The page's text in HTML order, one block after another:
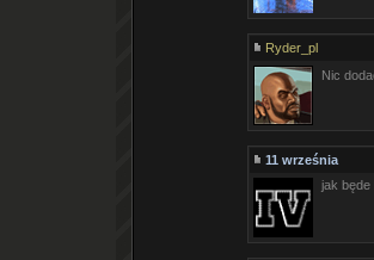
Ryder_pl
Nic
11 września
jak będe